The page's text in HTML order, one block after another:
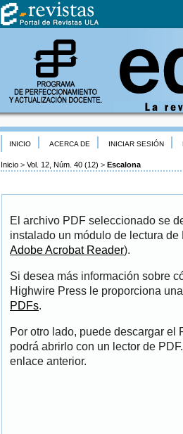
INICIO ACERCA DE INICIAR SESIÓN
Inicio > Vol. 12, Núm. 40 (12) > Escalona
El archivo PDF seleccionado se
instalado un módulo de lectura
Adobe Acrobat Reader).
Si desea más información sobre
Highwire Press le proporciona
PDFs.
Por otro lado, puede descargar el
podrá abrirlo con un lector de
enlace anterior.